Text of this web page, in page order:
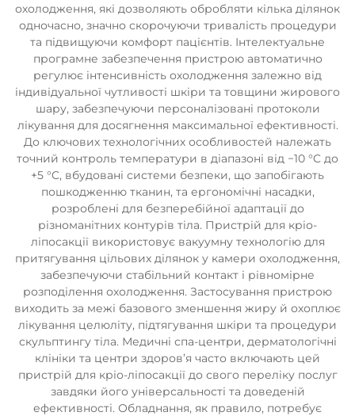
охолодження, які дозволяють обробляти кілька ділянок
одночасно, значно скорочуючи тривалість процедури
та підвищуючи комфорт пацієнтів. Інтелектуальне
програмне забезпечення пристрою автоматично
регулює інтенсивність охолодження залежно від
індивідуальної чутливості шкіри та товщини жирового
шару, забезпечуючи персоналізовані протоколи
лікування для досягнення максимальної ефективності.
До ключових технологічних особливостей належать
точний контроль температури в діапазоні від −10 °C до
+5 °C, вбудовані системи безпеки, що запобігають
пошкодженню тканин, та ергономічні насадки,
розроблені для безперебійної адаптації до
різноманітних контурів тіла. Пристрій для кріо-
ліпосакції використовує вакуумну технологію для
притягування цільових ділянок у камери охолодження,
забезпечуючи стабільний контакт і рівномірне
розподілення охолодження. Застосування пристрою
виходить за межі базового зменшення жиру й охоплює
лікування целюліту, підтягування шкіри та процедури
скульптингу тіла. Медичні спа-центри, дерматологічні
клініки та центри здоров’я часто включають цей
пристрій для кріо-ліпосакції до свого переліку послуг
завдяки його універсальності та доведеній
ефективності. Обладнання, як правило, потребує